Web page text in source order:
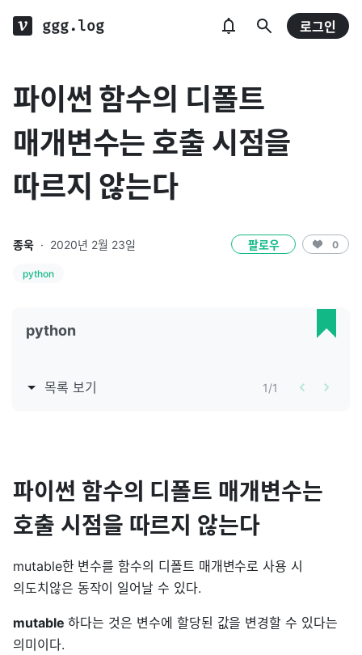
ggg.log 로그인
파이썬 함수의 디폴트
매개변수는 호출 시점을
따르지 않는다
종욱 · 2020년 2월 23일 팔로우 0
python
python
목록 보기 1/1
파이썬 함수의 디폴트 매개변수는
호출 시점을 따르지 않는다
mutable한 변수를 함수의 디폴트 매개변수로 사용 시
의도치않은 동작이 일어날 수 있다.
mutable 하다는 것은 변수에 할당된 값을 변경할 수 있다는
의미이다.